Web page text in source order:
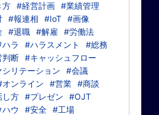
方 #経営計画 #業績管理
#報連相 #IoT #画像
#退職 #解雇
#労働法
ラ #ハラスメント
#総務
判断 #キャッシュフロー
リテーション
#会議
オンライン #営業 #商談
し方 #プレゼン
#OJT
ウ #安全 #工場